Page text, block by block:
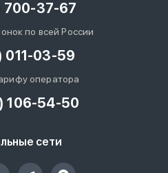
700-37-67
по всей России
011-03-59
оператора
106-54-50
сети